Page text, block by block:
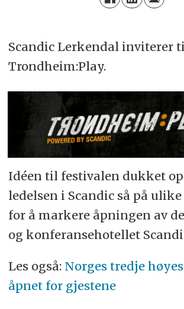
Scandic Lerkendal inviterer
Trondheim:Play.
Idéen til festivalen dukket
ledelsen i Scandic så på
for å markere åpningen av
og konferansehotellet
Les også: Norges tredje
åpnet for gjestene